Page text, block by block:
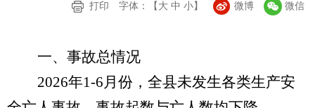
打印
字体：【 大 中 小】 微博 微信
一、事故总情况
2026年1-6 月份，全县未发生各类生产安